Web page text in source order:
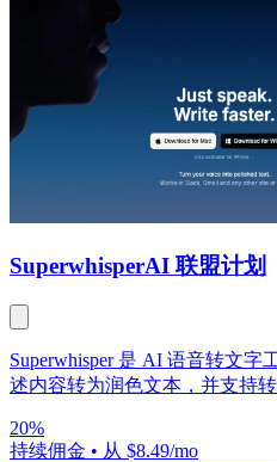
SuperwhisperAI 联盟计划
Superwhisper 是 AI 语音转文字
述内容转为润色文本，并支持
20%
持续佣金 • 从 $8.49/mo